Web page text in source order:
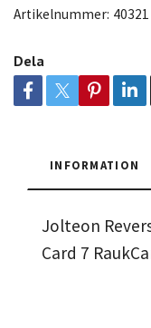
Artikelnummer: 40321
Dela
INFORMATION
Jolteon
Card 7